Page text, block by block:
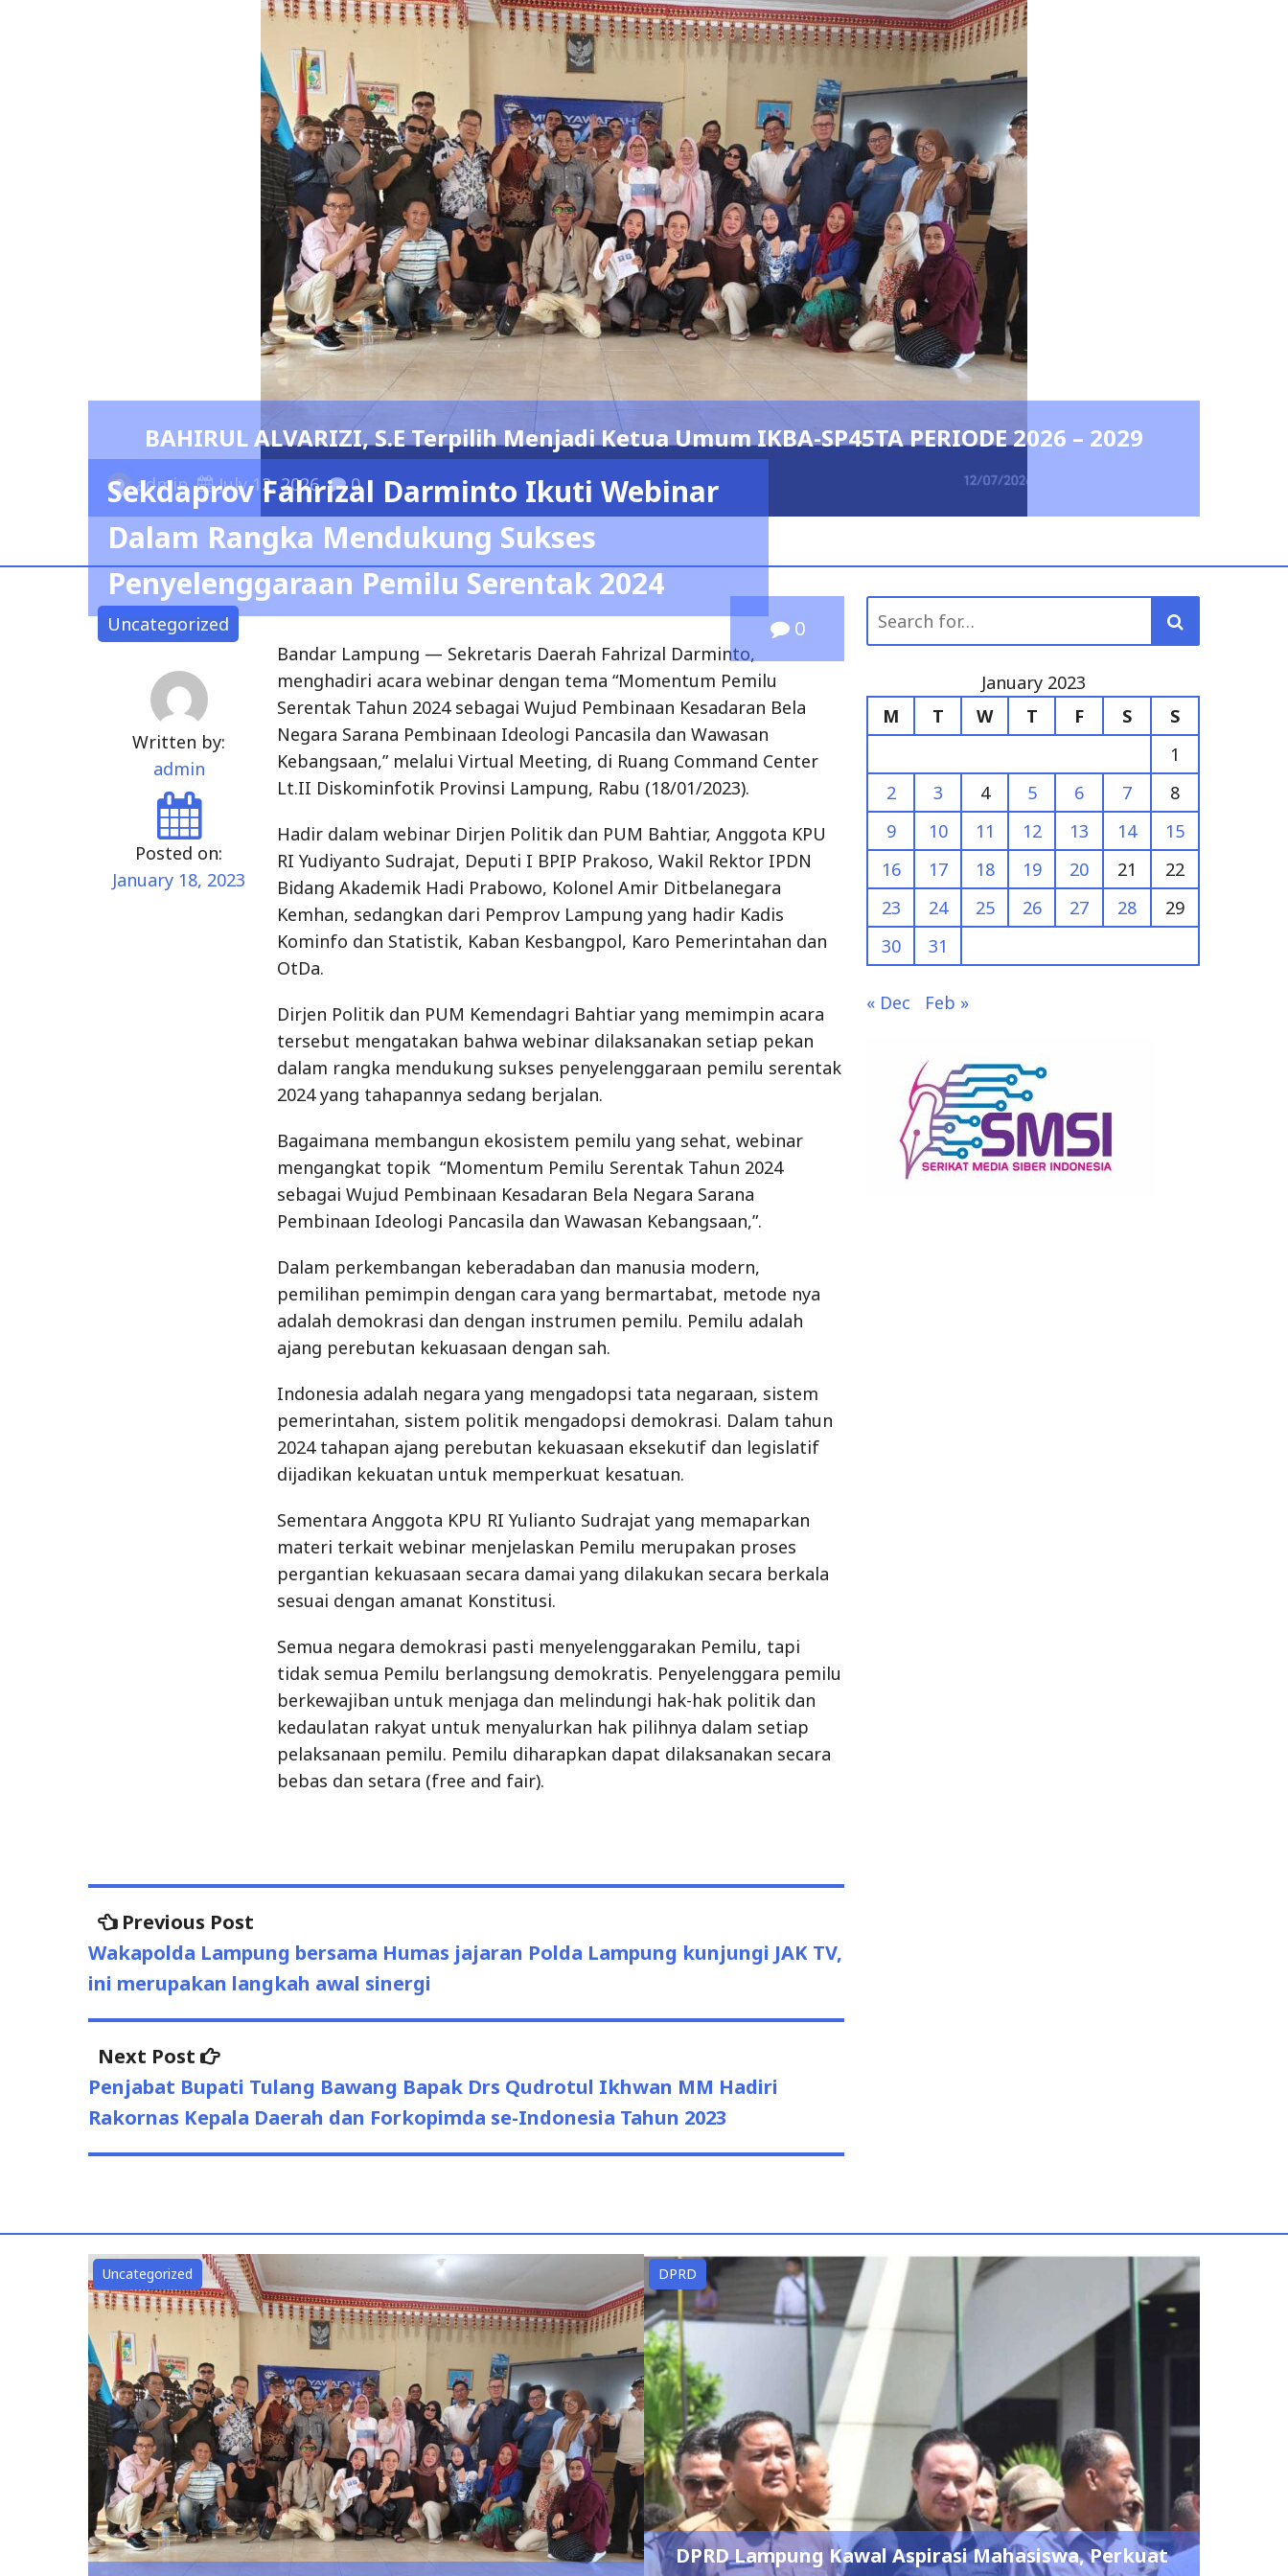
Umum IKBA-SP45TA PERIODE 2026 – 2029
DPRD Lampung Kawal Aspirasi Mahasiswa, Perkuat
Peringatan Hardiknas
admin
Uncategorized 0
Sekdaprov Fahrizal Darminto Ikuti Webinar
Dalam Rangka Mendukung Sukses
Penyelenggaraan Pemilu Serentak 2024
Written by:
admin
Posted on:
January 18, 2023
Bandar Lampung — Sekretaris Daerah Fahrizal Darminto,
menghadiri acara webinar dengan tema “Momentum Pemilu
Serentak Tahun 2024 sebagai Wujud Pembinaan Kesadaran Bela
Negara Sarana Pembinaan Ideologi Pancasila dan Wawasan
Kebangsaan,” melalui Virtual Meeting, di Ruang Command Center
Lt.II Diskominfotik Provinsi Lampung, Rabu (18/01/2023).
Hadir dalam webinar Dirjen Politik dan PUM Bahtiar, Anggota KPU
RI Yudiyanto Sudrajat, Deputi I BPIP Prakoso, Wakil Rektor IPDN
Bidang Akademik Hadi Prabowo, Kolonel Amir Ditbelanegara
Kemhan, sedangkan dari Pemprov Lampung yang hadir Kadis
Kominfo dan Statistik, Kaban Kesbangpol, Karo Pemerintahan dan
OtDa.
Dirjen Politik dan PUM Kemendagri Bahtiar yang memimpin acara
tersebut mengatakan bahwa webinar dilaksanakan setiap pekan
dalam rangka mendukung sukses penyelenggaraan pemilu serentak
2024 yang tahapannya sedang berjalan.
Bagaimana membangun ekosistem pemilu yang sehat, webinar
mengangkat topik “Momentum Pemilu Serentak Tahun 2024
sebagai Wujud Pembinaan Kesadaran Bela Negara Sarana
Pembinaan Ideologi Pancasila dan Wawasan Kebangsaan,”.
Dalam perkembangan keberadaban dan manusia modern,
pemilihan pemimpin dengan cara yang bermartabat, metode nya
adalah demokrasi dan dengan instrumen pemilu. Pemilu adalah
ajang perebutan kekuasaan dengan sah.
Indonesia adalah negara yang mengadopsi tata negaraan, sistem
pemerintahan, sistem politik mengadopsi demokrasi. Dalam tahun
2024 tahapan ajang perebutan kekuasaan eksekutif dan legislatif
dijadikan kekuatan untuk memperkuat kesatuan.
Sementara Anggota KPU RI Yulianto Sudrajat yang memaparkan
materi terkait webinar menjelaskan Pemilu merupakan proses
pergantian kekuasaan secara damai yang dilakukan secara berkala
sesuai dengan amanat Konstitusi.
Semua negara demokrasi pasti menyelenggarakan Pemilu, tapi
tidak semua Pemilu berlangsung demokratis. Penyelenggara pemilu
berkewajiban untuk menjaga dan melindungi hak-hak politik dan
kedaulatan rakyat untuk menyalurkan hak pilihnya dalam setiap
pelaksanaan pemilu. Pemilu diharapkan dapat dilaksanakan secara
bebas dan setara (free and fair).
Post
navigation
Previous Post
post:
Wakapolda Lampung bersama Humas jajaran Polda Lampung kunjungi JAK TV,
ini merupakan langkah awal sinergi
Next Post
Next
post:
Penjabat Bupati Tulang Bawang Bapak Drs Qudrotul Ikhwan MM Hadiri
Rakornas Kepala Daerah dan Forkopimda se-Indonesia Tahun 2023
for:
January 2023
M
T W T F S
S
1
2
3 4 5 6 7
8
9
10 11 12 13 14
15
16
17 18 19 20 21
22
23
24 25 26 27 28
29
30
31
« Dec Feb »
Uncategorized DPRD
DPRD Lampung Kawal Aspirasi Mahasiswa, Perkuat